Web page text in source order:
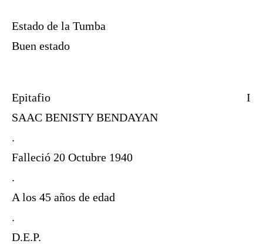
Estado de la Tumba
Buen estado
Epitafio
I
SAAC BENISTY BENDAYAN
.
Falleció 20 Octubre 1940
.
A los 45 años de edad
.
D.E.P.